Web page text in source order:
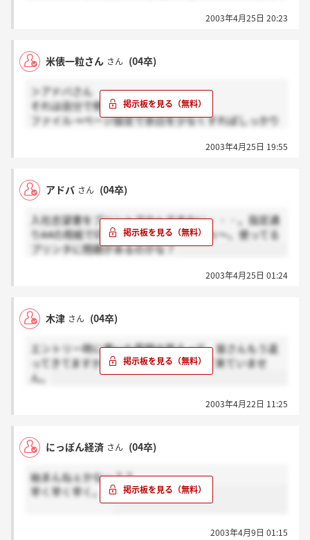
2003年4月25日 20:23
米俵一粒さん さん (04卒)
＞アドバさん
それは自分で修正するみたいですよ。
ファイル→ページ設定で余白を少なくすればしっかり
2003年4月25日 19:55
アドバ さん (04卒)
入社志望書をプリントアウトできない・・・。指定通
りA4の用紙で印刷しても右端が切れるぅ～。使ってる
プリンタに問題があるのかな？
2003年4月25日 01:24
木津 さん (04卒)
エントリー時に書いた質問の答えって、皆さんもう返
ってきてますか？私はまだ一度も返って来ていませ
ん。
2003年4月22日 11:25
にっぽん経済 さん (04卒)
始まんねぇかなー？？
早く早く早く。。
2003年4月9日 01:15